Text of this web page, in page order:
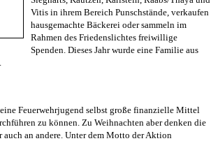
Vitis in ihrem Bereich Punschstände, verkaufen
hausgemachte Bäckerei oder sammeln im
Rahmen des Friedenslichtes freiwillige
Spenden. Dieses Jahr wurde eine Familie aus
Feuerwehrjugend selbst große finanzielle Mittel
zu können. Zu Weihnachten aber denken die
auch an andere. Unter dem Motto der Aktion